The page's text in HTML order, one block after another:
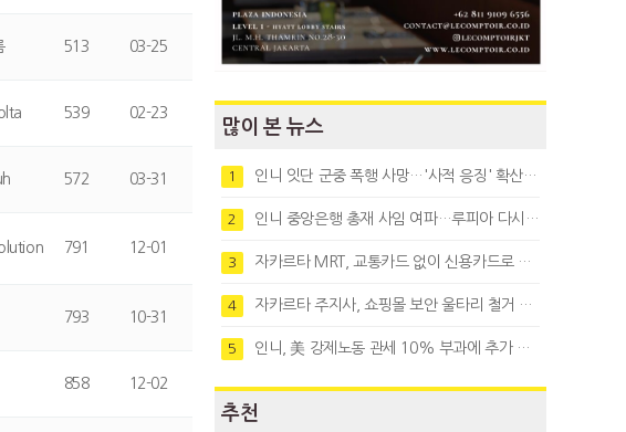
513 03-25
539 02-23
572 03-31
791 12-01
793 10-31
858 12-02
많이 본 뉴스
1 인니 잇단 군중 폭행 사망…'사적 응징' 확산에 법치 우려
2 인니 중앙은행 총재 사임 여파…루피아 다시 1만8천대로 약세
3 자카르타 MRT, 교통카드 없이 신용카드로 바로 탄다
4 자카르타 주지사, 쇼핑몰 보안 울타리 철거 요청…"치안 문제없다"
5 인니, 美 강제노동 관세 10% 부과에 추가 협상 착수
추천